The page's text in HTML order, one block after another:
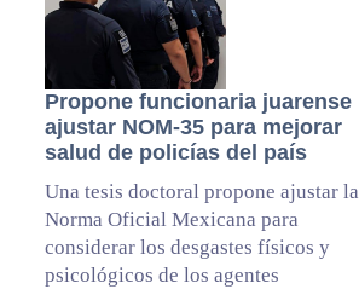
Propone funcionaria juarense
ajustar NOM-35 para mejorar
salud de policías del país
Una tesis doctoral propone ajustar la
Norma Oficial Mexicana para
considerar los desgastes físicos y
psicológicos de los agentes